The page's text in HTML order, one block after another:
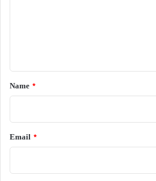
*Name *
Email *